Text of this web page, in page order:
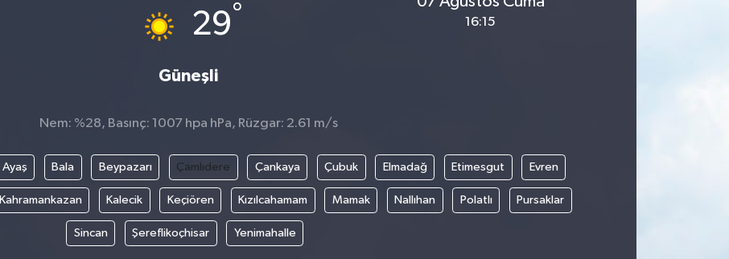
29°
Güneşli
16:15
Nem: %28, Basınç: 1007 hpa hPa, Rüzgar: 2.61 m/s
Ayaş Bala Beypazarı Çamlıdere Çankaya Çubuk Elmadağ Etimesgut Evren
Kahramankazan Kalecik Keçiören Kızılcahamam Mamak Nallıhan Polatlı Pursaklar
Sincan Şereflikoçhisar Yenimahalle